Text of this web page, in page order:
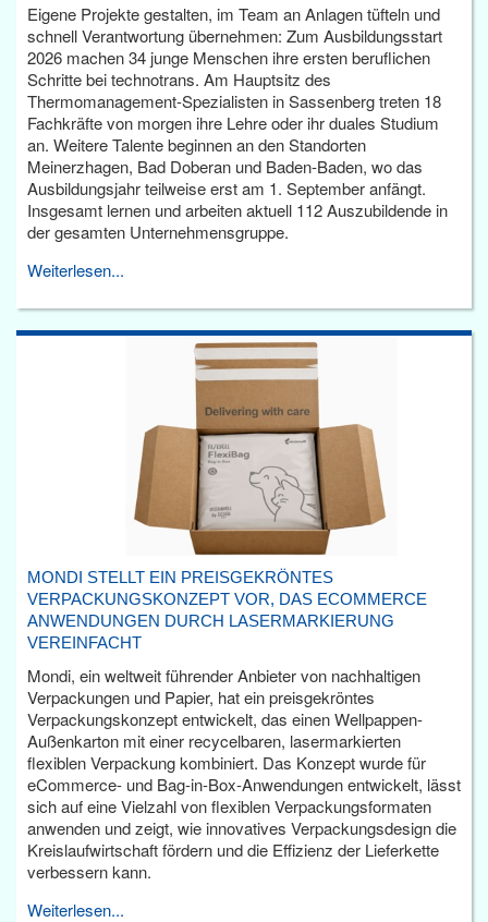
Eigene Projekte gestalten, im Team an Anlagen tüfteln und
schnell Verantwortung übernehmen: Zum Ausbildungsstart
2026 machen 34 junge Menschen ihre ersten beruflichen
Schritte bei technotrans. Am Hauptsitz des
Thermomanagement-Spezialisten in Sassenberg treten 18
Fachkräfte von morgen ihre Lehre oder ihr duales Studium
an. Weitere Talente beginnen an den Standorten
Meinerzhagen, Bad Doberan und Baden-Baden, wo das
Ausbildungsjahr teilweise erst am 1. September anfängt.
Insgesamt lernen und arbeiten aktuell 112 Auszubildende in
der gesamten Unternehmensgruppe.
Weiterlesen...
MONDI STELLT EIN PREISGEKRÖNTES
VERPACKUNGSKONZEPT VOR, DAS ECOMMERCE
ANWENDUNGEN DURCH LASERMARKIERUNG
VEREINFACHT
Mondi, ein weltweit führender Anbieter von nachhaltigen
Verpackungen und Papier, hat ein preisgekröntes
Verpackungskonzept entwickelt, das einen Wellpappen-
Außenkarton mit einer recycelbaren, lasermarkierten
flexiblen Verpackung kombiniert. Das Konzept wurde für
eCommerce- und Bag-in-Box-Anwendungen entwickelt, lässt
sich auf eine Vielzahl von flexiblen Verpackungsformaten
anwenden und zeigt, wie innovatives Verpackungsdesign die
Kreislaufwirtschaft fördern und die Effizienz der Lieferkette
verbessern kann.
Weiterlesen...